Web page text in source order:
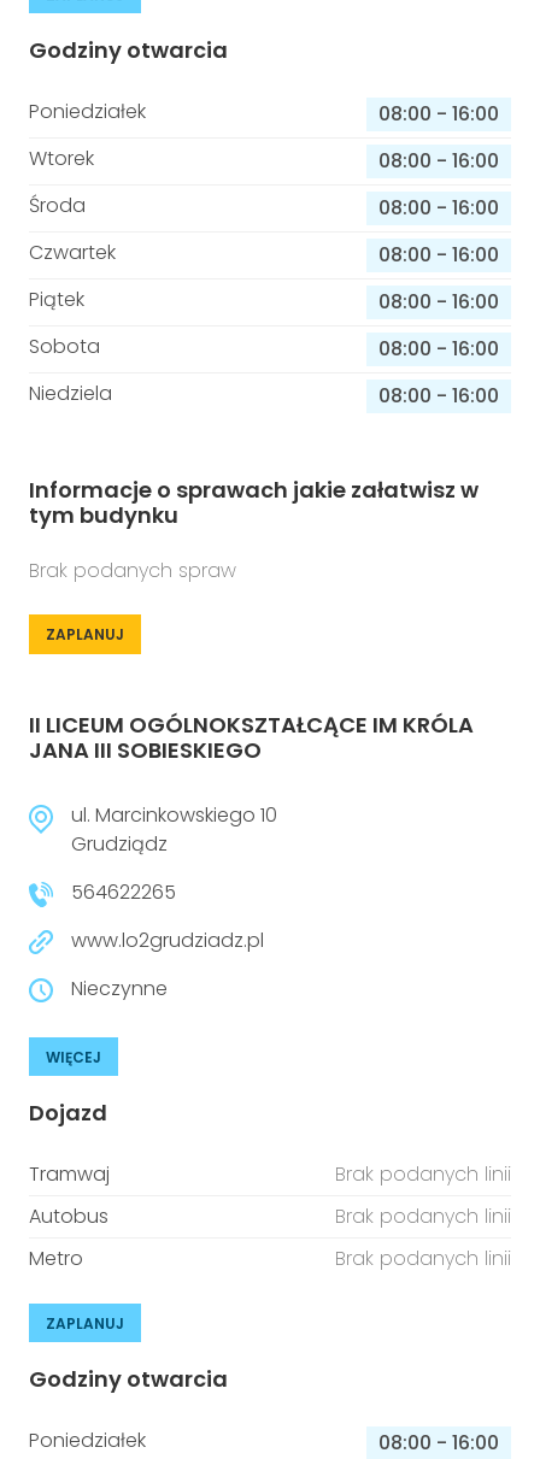
Godziny otwarcia
Poniedziałek 08:00 - 16:00
Wtorek
08:00 - 16:00
Środa
08:00 - 16:00
Czwartek
08:00 - 16:00
Piątek
08:00 - 16:00
Sobota
08:00 - 16:00
Niedziela
08:00 - 16:00
Informacje o sprawach jakie załatwisz w
tym budynku
Brak podanych spraw
ZAPLANUJ
II LICEUM OGÓLNOKSZTAŁCĄCE IM KRÓLA
JANA III SOBIESKIEGO
ul. Marcinkowskiego 10
Grudziądz
564622265
www.lo2grudziadz.pl
Nieczynne
WIĘCEJ
Dojazd
Tramwaj
Brak podanych linii
Autobus
Brak podanych linii
Metro
Brak podanych linii
ZAPLANUJ
Godziny otwarcia
Poniedziałek 08:00 - 16:00